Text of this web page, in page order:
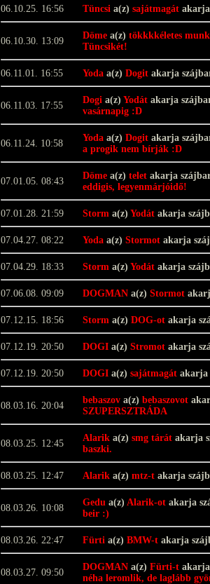
06.10.25. 16:56 Tüncsi a(z) sajátmagát
06.10.30. 13:09
Döme a(z) tökkkkéletes
Tüncsikét!
06.11.01. 16:55 Yoda a(z) Dogit akarja
06.11.03. 17:55
Dogi a(z) Yodát akarja
vasárnapig :D
06.11.24. 10:58
Yoda a(z) Dogit akarja
a progik nem bírják :D
07.01.05. 08:43
Döme a(z) telet akarja
eddigis, legyenmárjóidő!
07.01.28. 21:59 Storm a(z) Yodát akarja
07.04.27. 08:22 Yoda a(z) Stormot akarja
07.04.29. 18:33 Storm a(z) Yodát akarja
07.06.08. 09:09 DOGMAN a(z) Stormot
07.12.15. 18:56 Storm a(z) DOG-ot akarja
07.12.19. 20:50 DOGI a(z) Stromot akarja
07.12.19. 20:50 DOGI a(z) sajátmagát akarja
08.03.16. 20:04
bebaszov a(z) bebaszovot
SZUPERSZTRÁDA
08.03.25. 12:45
Alarik a(z) smg tárát akarja
baszki.
08.03.25. 12:47 Alarik a(z) mtz-t akarja
08.03.26. 10:08
Gedu a(z) Alarik-ot akarja
beir :)
08.03.26. 22:47 Fürti a(z) BMW-t akarja
08.03.27. 09:50
DOGMAN a(z) Fürti-t
néha leromlik, de laglább